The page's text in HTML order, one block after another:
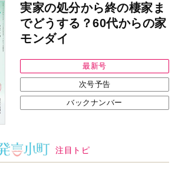
実家の処分から終の棲家ま
でどうする？60代からの家
モンダイ
最新号
次号予告
バックナンバー
注目トピ